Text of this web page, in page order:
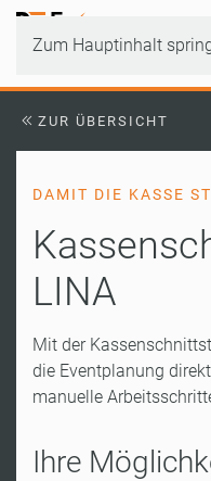
Zum Hauptinhalt
ZUR ÜBERSICHT
DAMIT DIE KASSE
LINA
Mit der
die Eventplanung
manuelle
Ihre